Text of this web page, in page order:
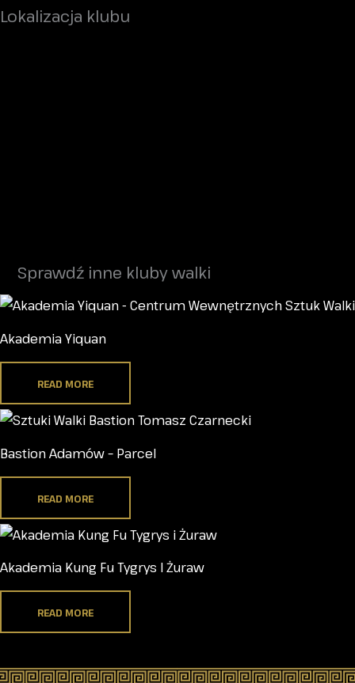
Lokalizacja klubu
Sprawdź inne kluby walki
Akademia Yiquan
READ MORE
Bastion Adamów – Parcel
READ MORE
Akademia Kung Fu Tygrys I Żuraw
READ MORE